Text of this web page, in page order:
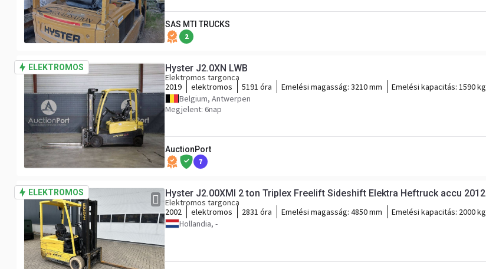
SAS MTI TRUCKS
2
ELEKTROMOS Hyster J2.0XN LWB
Elektromos targonca
2019
elektromos 5191 óra Emelési magasság: 3210 mm Emelési kapacitás: 1590 kg
Belgium, Antwerpen
Megjelent: 6nap
AuctionPort
7
ELEKTROMOS Hyster J2.00XMI 2 ton Triplex Freelift Sideshift Elektra Heftruck accu 2012
Elektromos targonca
2002
elektromos 2831 óra Emelési magasság: 4850 mm Emelési kapacitás: 2000 kg
Hollandia, -